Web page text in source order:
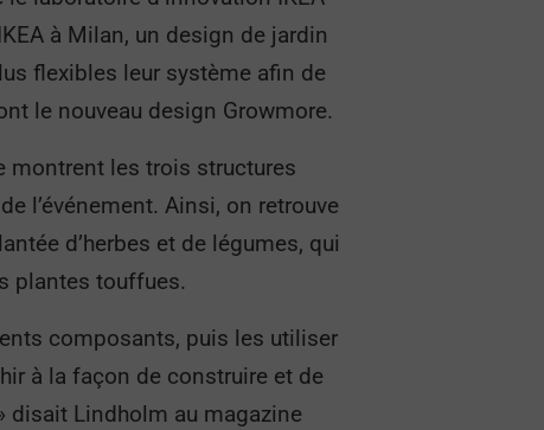
à Milan, un design de jardin
flexibles leur système afin de
le nouveau design Growmore.
montrent les trois structures
l’événement. Ainsi, on retrouve
d’herbes et de légumes, qui
plantes touffues.
composants, puis les utiliser
à la façon de construire et de
disait Lindholm au magazine